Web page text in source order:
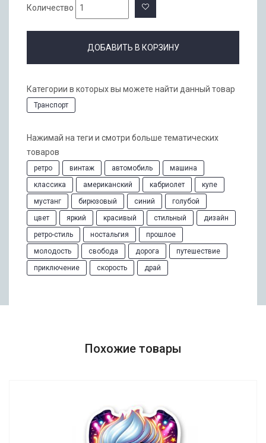
Количество
ДОБАВИТЬ В КОРЗИНУ
Категории в которых вы можете найти данный товар
Транспорт
Нажимай на теги и смотри больше тематических
товаров
ретро винтаж автомобиль
машина
классика
американский кабриолет
купе
мустанг
бирюзовый синий
голубой
цвет
яркий красивый стильный
дизайн
ретро-стиль
ностальгия
прошлое
молодость
свобода дорога
путешествие
приключение
скорость драй
Похожие товары